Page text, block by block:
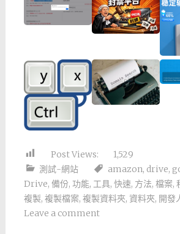
Post Views:
1,529
測試-網站
amazon, drive,
Drive, 備份, 功能, 工具, 快速, 方法, 檔案,
複製, 複製檔案, 複製資料夾, 資料夾, 開發
Leave a comment